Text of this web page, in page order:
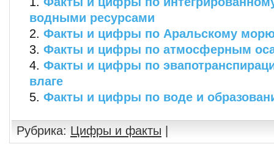
водными ресурсами
Факты и цифры по Аральскому
Факты и цифры по атмосферным
Факты и цифры по
влаге
Факты и цифры по воде и
Рубрика: Цифры и факты